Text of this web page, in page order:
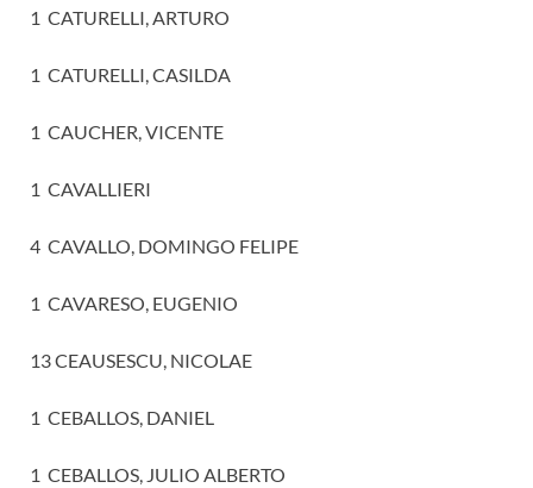
1 CATURELLI, ARTURO
1 CATURELLI, CASILDA
1 CAUCHER, VICENTE
1 CAVALLIERI
4 CAVALLO, DOMINGO FELIPE
1 CAVARESO, EUGENIO
13 CEAUSESCU, NICOLAE
1 CEBALLOS, DANIEL
1 CEBALLOS, JULIO ALBERTO